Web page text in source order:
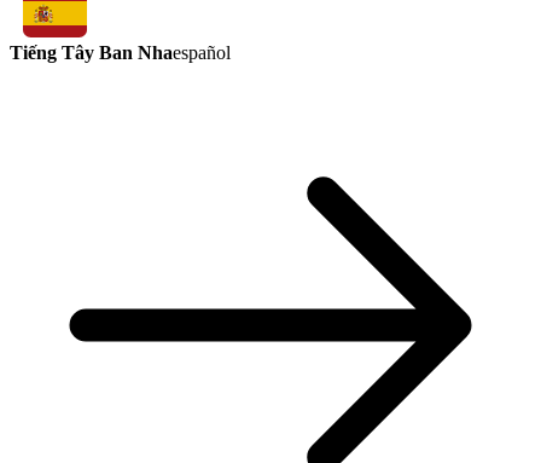
Tiếng Tây Ban Nhaespañol